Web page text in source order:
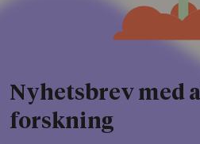
Nyhetsbrev med
forskning